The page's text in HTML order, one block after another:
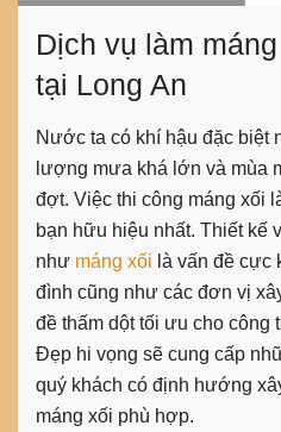
Dịch vụ làm
tại Long An
Nước ta có khí hậu đặc biệt
lượng mưa khá lớn và mùa
đợt. Việc thi công máng xối
bạn hữu hiệu nhất. Thiết kế
như máng xối là vấn đề cực
đình cũng như các đơn vị
đề thấm dột tối ưu cho công
Đẹp hi vọng sẽ cung cấp
quý khách có định hướng
máng xối phù hợp.